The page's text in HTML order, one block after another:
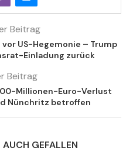
Beitrag
US-Hegemonie – Trump
Einladung zurück
Beitrag
Millionen-Euro-Verlust
Nünchritz betroffen
AUCH GEFALLEN